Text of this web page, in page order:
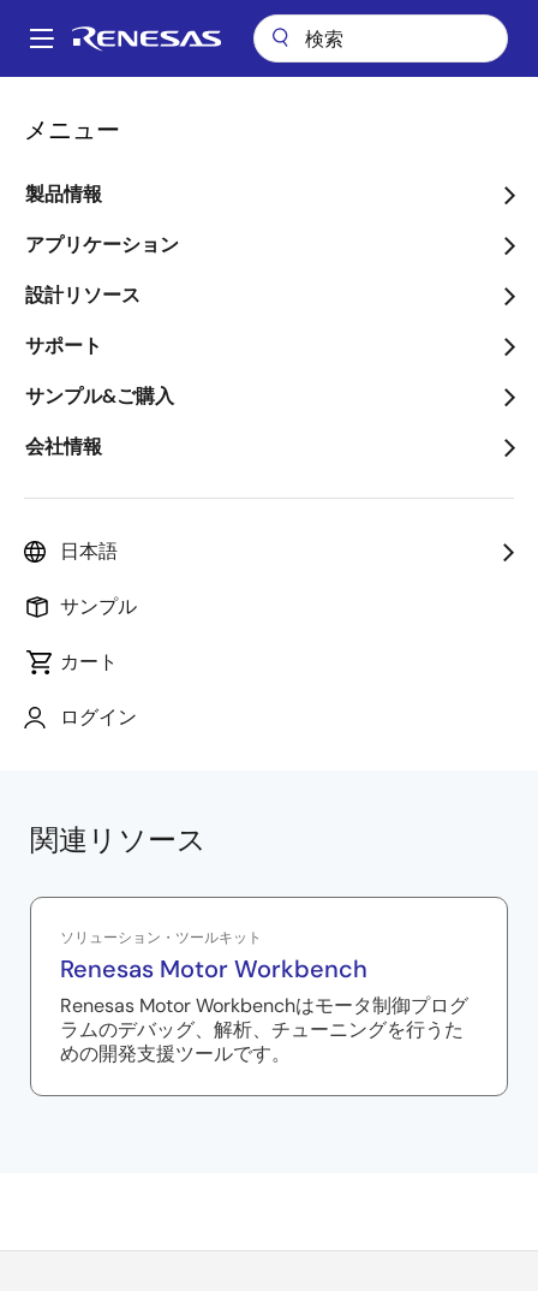
ン
Main
メニュー
製品情報
アプリケーション
設計リソース
サポート
サンプル&ご購入
会社情報
日本語
サンプル
カート
ログイン
パ
ン
く
ず
(Analyzer)：Math機能
このビデオについて
波形表示した変数にユーザー設定の演算波形を追加表
チャネル同士の演算、演算値だけの表示も可能
対応演算：遅延、正弦、余弦、正接、逆正接、平方
根、べき乗、乗算、除算、加算、減算
関連リソース
ソリューション・ツールキット
Renesas Motor Workbench
Renesas Motor Workbenchはモータ制御プログ
ラムのデバッグ、解析、チューニングを行うた
めの開発支援ツールです。